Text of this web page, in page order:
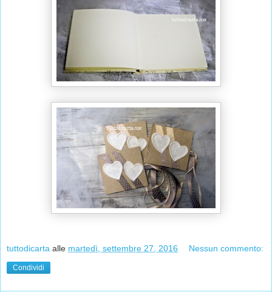
tuttodicarta alle martedì, settembre 27, 2016 Nessun commento:
Condividi